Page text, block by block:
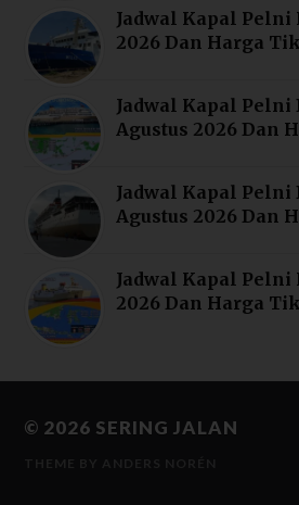
Jadwal Kapal
2026 Dan Harga
Jadwal Kapal Pelni
Agustus 2026 Dan
Jadwal Kapal
Agustus 2026 Dan
Jadwal Kapal Pelni
2026 Dan Harga
© 2026 SERING JALAN